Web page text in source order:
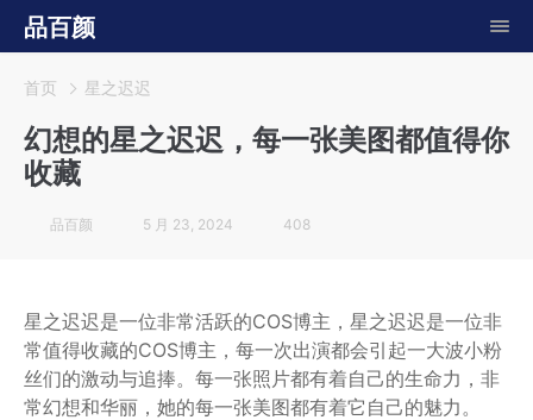
品百颜
首页 星之迟迟
幻想的星之迟迟，每一张美图都值得你
收藏
品百颜 5 月 23, 2024 408
星之迟迟是一位非常活跃的COS博主，星之迟迟是一位非
常值得收藏的COS博主，每一次出演都会引起一大波小粉
丝们的激动与追捧。每一张照片都有着自己的生命力，非
常幻想和华丽，她的每一张美图都有着它自己的魅力。